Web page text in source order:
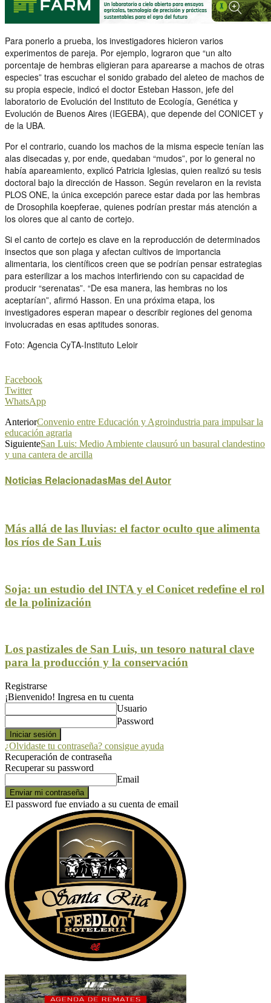
Para ponerlo a prueba, los investigadores hicieron varios
experimentos de pareja. Por ejemplo, lograron que “un alto
porcentaje de hembras eligieran para aparearse a machos de otras
especies” tras escuchar el sonido grabado del aleteo de machos de
su propia especie, indicó el doctor Esteban Hasson, jefe del
laboratorio de Evolución del Instituto de Ecología, Genética y
Evolución de Buenos Aires (IEGEBA), que depende del CONICET y
de la UBA.
Por el contrario, cuando los machos de la misma especie tenían las
alas disecadas y, por ende, quedaban “mudos”, por lo general no
había apareamiento, explicó Patricia Iglesias, quien realizó su tesis
doctoral bajo la dirección de Hasson. Según revelaron en la revista
PLOS ONE, la única excepción parece estar dada por las hembras
de Drosophila koepferae, quienes podrían prestar más atención a
los olores que al canto de cortejo.
Si el canto de cortejo es clave en la reproducción de determinados
insectos que son plaga y afectan cultivos de importancia
alimentaria, los científicos creen que se podrían pensar estrategias
para esterilizar a los machos interfiriendo con su capacidad de
producir “serenatas”. “De esa manera, las hembras no los
aceptarían”, afirmó Hasson. En una próxima etapa, los
investigadores esperan mapear o describir regiones del genoma
involucradas en esas aptitudes sonoras.
Foto: Agencia CyTA-Instituto Leloir
Facebook
Twitter
WhatsApp
AnteriorConvenio entre Educación y Agroindustria para impulsar la
educación agraria
SiguienteSan Luis: Medio Ambiente clausuró un basural clandestino
y una cantera de arcilla
Noticias RelacionadasMas del Autor
Más allá de las lluvias: el factor oculto que alimenta
los ríos de San Luis
Soja: un estudio del INTA y el Conicet redefine el rol
de la polinización
Los pastizales de San Luis, un tesoro natural clave
para la producción y la conservación
Registrarse
¡Bienvenido! Ingresa en tu cuenta
Usuario
Password
¿Olvidaste tu contraseña? consigue ayuda
Recuperación de contraseña
Recuperar su password
Email
El password fue enviado a su cuenta de email